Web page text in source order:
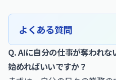
よくある質問
Q. AIに自分の仕事が奪われ
始めればいいですか？